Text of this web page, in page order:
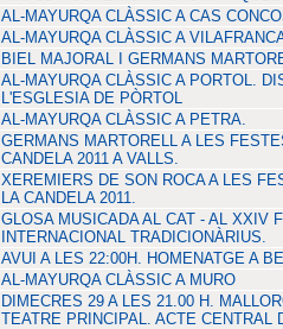
AL-MAYURQA CLÀSSIC A CAS
AL-MAYURQA CLÀSSIC A
BIEL MAJORAL I GERMANS
AL-MAYURQA CLÀSSIC A PORTOL.
L'ESGLESIA DE PÒRTOL
AL-MAYURQA CLÀSSIC A PETRA.
GERMANS MARTORELL A LES
CANDELA 2011 A VALLS.
XEREMIERS DE SON ROCA A LES
LA CANDELA 2011.
GLOSA MUSICADA AL CAT - AL XXIV
INTERNACIONAL TRADICIONÀRIUS.
AVUI A LES 22:00H. HOMENATGE A
AL-MAYURQA CLÀSSIC A MURO
DIMECRES 29 A LES 21.00 H.
TEATRE PRINCIPAL. ACTE CENTRAL